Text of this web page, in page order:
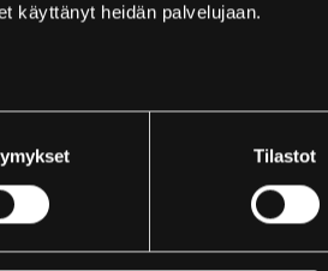
käyttänyt heidän palvelujaan.
Tilastot
vaiheista. Kaikki pääsivät mukaan
vakiointi vaikuttaa
menetelmää viedään eteenpäin